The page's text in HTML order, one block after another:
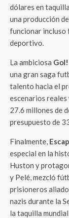
dólares en
una producción
funcionar incluso
deportivo.
La ambiciosa Gol!
una gran saga
talento hacia el
escenarios
27.6 millones de
presupuesto de
Finalmente,
especial en la
Huston y
y Pelé, mezcló
prisioneros
nazis durante la
la taquilla